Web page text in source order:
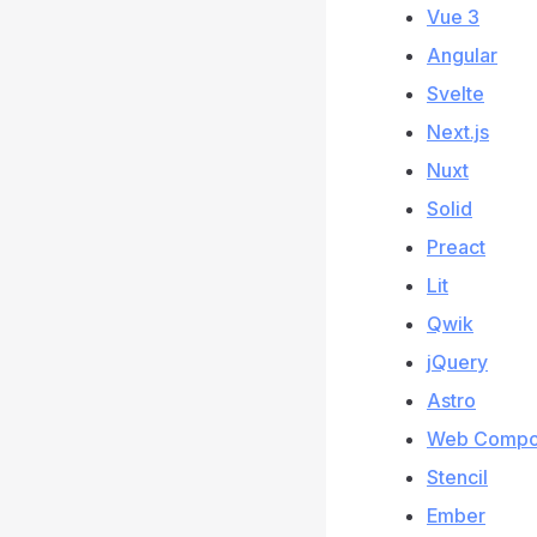
Vue 3
Angular
Svelte
Next.js
Nuxt
Solid
Preact
Lit
Qwik
jQuery
Astro
Web
Stencil
Ember